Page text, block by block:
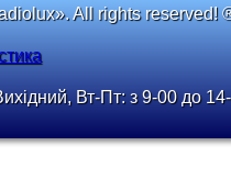
All rights reserved!
Вт-Пт: з 9-00 до